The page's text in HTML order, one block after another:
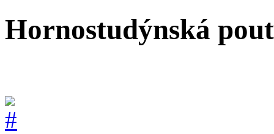
Hornostudýnská